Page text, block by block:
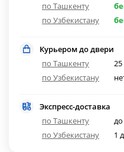
по Ташкенту
по Узбекистану
Курьером до двери
по Ташкенту
25
по Узбекистану
Экспресс-доставка
по Ташкенту
по Узбекистану
1